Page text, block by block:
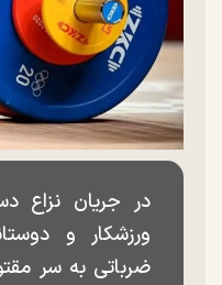
در جریان نزاع
ورزشکار و
ضرباتی به سر